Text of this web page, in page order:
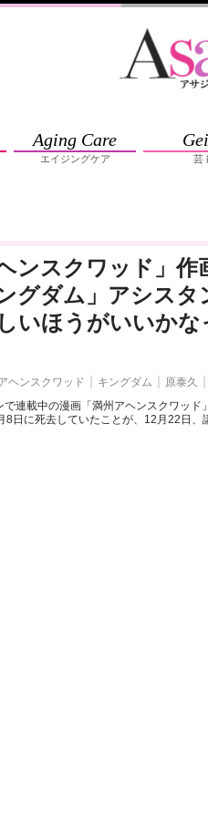
Aging Care
エイジングケア 芸
ンスクワッド」
ダム」アシスタ
いほうがいいかな
ヘンスクワッド キングダム
原泰久
で連載中の漫画「満州アヘンスクワッド
8日に死去していたことが、12月22日、